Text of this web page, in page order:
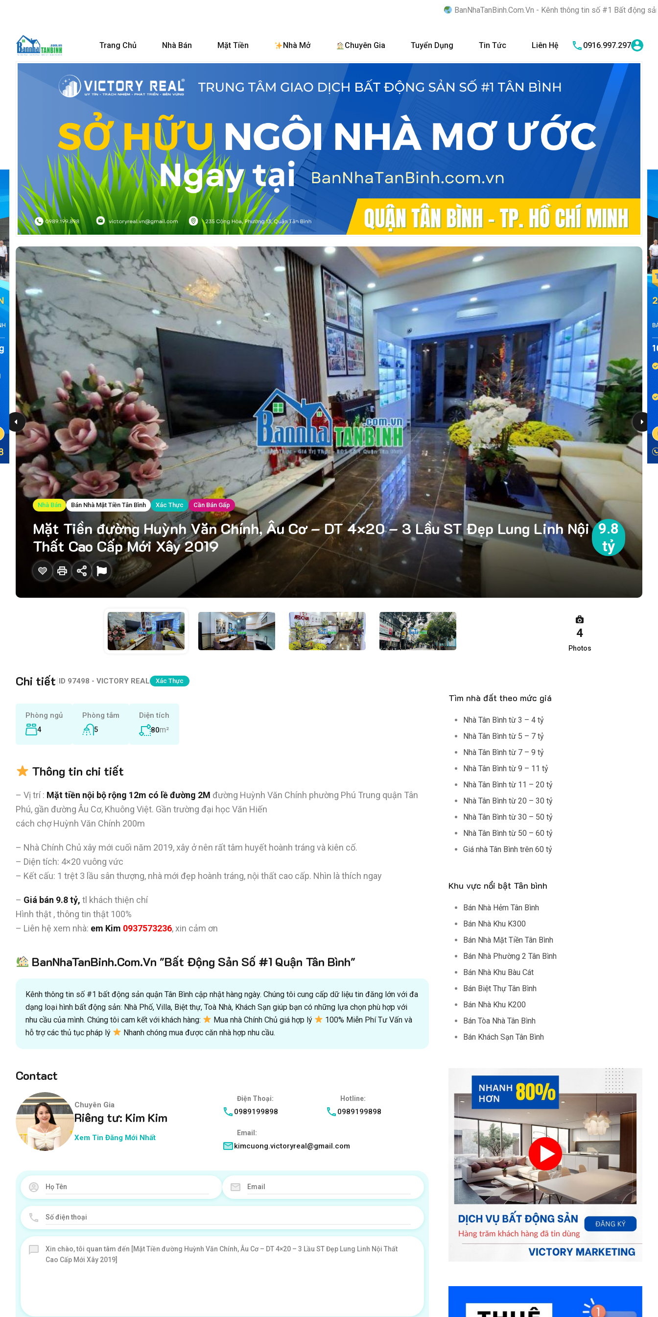
BanNhaTanBinh.Com.Vn - Kênh thông tin số #1 Bất động sản quận Tân
Trang Chủ Nhà Bán Mặt Tiền Nhà Mở Chuyên Gia Tuyển Dụng Tin Tức Liên Hệ 0916.997.297
Nhà Bán Bán Nhà Mặt Tiền Tân Bình Xác Thực Cần Bán Gấp
Mặt Tiền đường Huỳnh Văn Chính, Âu Cơ – DT 4×20 – 3 Lầu ST Đẹp Lung Linh Nội
Thất Cao Cấp Mới Xây 2019
9.8
tỷ
4
Photos
Chi tiết ID 97498 - VICTORY REAL Xác Thực
Phòng ngủ
4
Phòng tắm
5
Diện tích
80m²
Thông tin chi tiết
– Vị trí : Mặt tiền nội bộ rộng 12m có lề đường 2M đường Huỳnh Văn Chính phường Phú Trung quận Tân
Phú, gần đường Âu Cơ, Khuông Việt. Gần trường đại học Văn Hiến
cách chợ Huỳnh Văn Chính 200m
– Nhà Chính Chủ xây mới cuối năm 2019, xây ở nên rất tâm huyết hoành tráng và kiên cố.
– Diện tích: 4×20 vuông vức
– Kết cấu: 1 trệt 3 lầu sân thượng, nhà mới đẹp hoành tráng, nội thất cao cấp. Nhìn là thích ngay
– Giá bán 9.8 tỷ, tl khách thiện chí
Hình thật , thông tin thật 100%
– Liên hệ xem nhà: em Kim 0937573236, xin cảm ơn
BanNhaTanBinh.Com.Vn "Bất Động Sản Số #1 Quận Tân Bình"
Kênh thông tin số #1 bất động sản quận Tân Bình cập nhật hàng ngày. Chúng tôi cung cấp dữ liệu tin đăng lớn với đa
dạng loại hình bất động sản: Nhà Phố, Villa, Biệt thự, Toà Nhà, Khách Sạn giúp bạn có những lựa chọn phù hợp với
nhu cầu của mình. Chúng tôi cam kết với khách hàng:
Mua nhà Chính Chủ giá hợp lý
100% Miễn Phí Tư Vấn và
hỗ trợ các thủ tục pháp lý
Nhanh chóng mua được căn nhà hợp nhu cầu.
Contact
Chuyên Gia
Riêng tư: Kim Kim
Xem Tin Đăng Mới Nhất
Điện Thoại:
0989199898
Hotline:
0989199898
Email:
kimcuong.victoryreal@gmail.com
Tìm nhà đất theo mức giá
Nhà Tân Bình từ 3 – 4 tỷ
Nhà Tân Bình từ 5 – 7 tỷ
Nhà Tân Bình từ 7 – 9 tỷ
Nhà Tân Bình từ 9 – 11 tỷ
Nhà Tân Bình từ 11 – 20 tỷ
Nhà Tân Bình từ 20 – 30 tỷ
Nhà Tân Bình từ 30 – 50 tỷ
Nhà Tân Bình từ 50 – 60 tỷ
Giá nhà Tân Bình trên 60 tỷ
Khu vực nổi bật Tân bình
Bán Nhà Hẻm Tân Bình
Bán Nhà Khu K300
Bán Nhà Mặt Tiền Tân Bình
Bán Nhà Phường 2 Tân Bình
Bán Nhà Khu Bàu Cát
Bán Biệt Thự Tân Bình
Bán Nhà Khu K200
Bán Tòa Nhà Tân Bình
Bán Khách Sạn Tân Bình